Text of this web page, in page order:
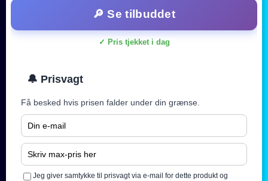
🔎 Se tilbuddet
✓ Pris tjekket i dag
🔔 Prisvagt
Få besked hvis prisen falder under din grænse.
Jeg giver samtykke til prisvagt via e-mail for dette produkt og